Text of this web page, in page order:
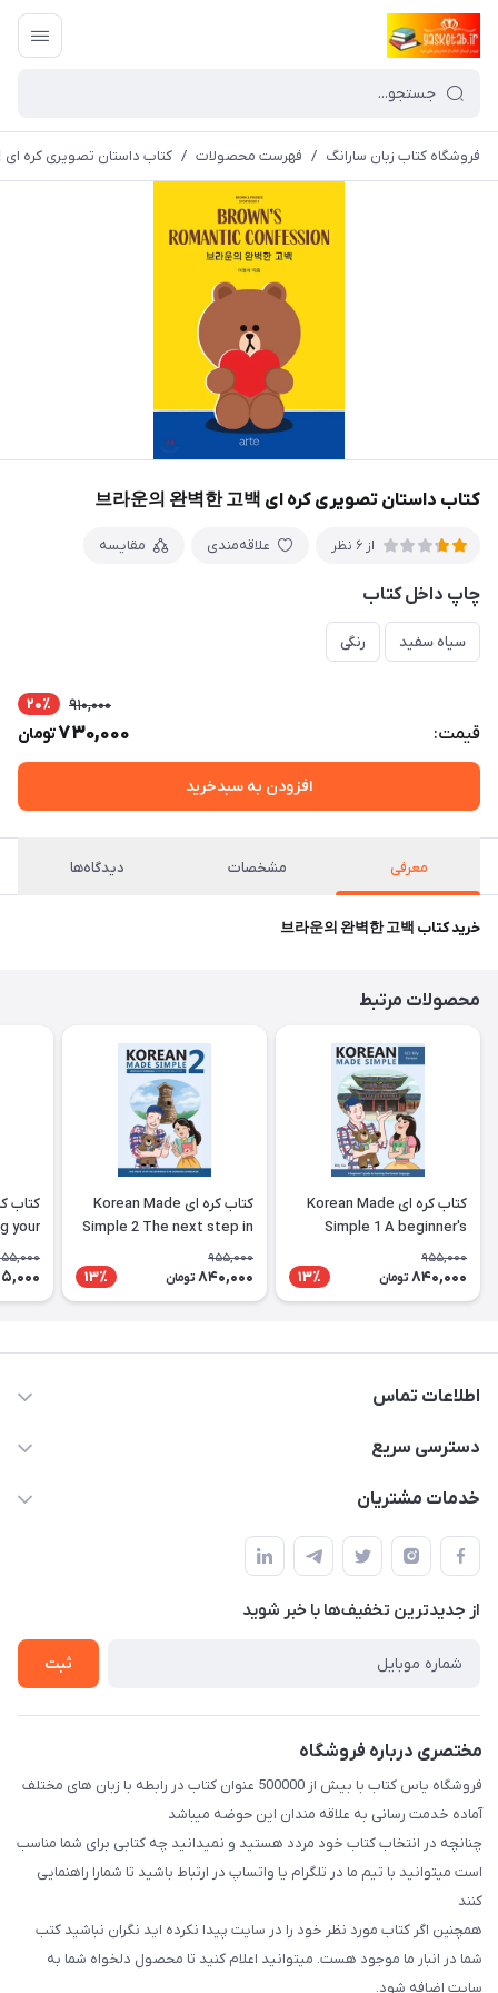
فروشگاه کتاب زبان سارانگ / فهرست محصولات / کتاب داستان تصویری کره ای 브라운의 완벽한 고백
کتاب داستان تصویری کره ای 브라운의 완벽한 고백
از 6 نظر علاقه‌مندی مقایسه
چاپ داخل کتاب
سیاه سفید رنگی
قیمت:
910,000 20٪
730,000تومان
افزودن به سبدخرید
معرفی مشخصات دیدگاه‌ها
خرید کتاب 브라운의 완벽한 고백
محصولات مرتبط
کتاب کره ای Korean Made
Simple 1 A beginner's
guide to learning the
Korean language
955,000
840,000 تومان 13٪
کتاب کره ای Korean Made
Simple 2 The next step in
learning the Korean
language
955,000
840,000 تومان 13٪
your
the
اطلاعات تماس
09371742423
طبقه بالای دنیای لبنیات (مراجعه حضوری فقط در صورت هماهنگی
قبلی با شماره ۰۹۳۷۱۷۴۲۴۲۳ امکان پذیر است)
دسترسی سریع
حساب کاربری
لیست محصولات
درباره ما
خدمات مشتریان
قوانین و مقررات
حریم خصوصی
راهنما
از جدید‌ترین تخفیف‌ها با‌ خبر شوید
ثبت
مختصری درباره فروشگاه
فروشگاه یاس کتاب با بیش از 500000 عنوان کتاب در رابطه با زبان های مختلف
آماده خدمت رسانی به علاقه مندان این حوضه میباشد
چنانچه در انتخاب کتاب خود مردد هستید و نمیدانید چه کتابی برای شما مناسب
است میتوانید با تیم ما در تلگرام یا واتساپ در ارتباط باشید تا شما‌را راهنمایی
کنند
همچنین اگر کتاب مورد نظر خود را در سایت پیدا نکرده اید نگران نباشید کتب
شما در انبار ما موجود هست. میتوانید اعلام کنید تا محصول دلخواه شما به
سایت اضافه شود.